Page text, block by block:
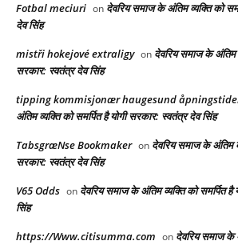
Fotbal meciuri on देवरिय समाज के अंतिम व्यक्ति को
देव सिंह
mistři hokejové extraligy on देवरिय समाज के अंतिम
सरकार: स्वतंत्र देव सिंह
tipping kommisjonær haugesund
अंतिम व्यक्ति को समर्पित है योगी सरकार: स्वतंत्र देव सिंह
TabsgræNse Bookmaker on देवरिय समाज के अंतिम
सरकार: स्वतंत्र देव सिंह
V65 Odds on देवरिय समाज के अंतिम व्यक्ति को समर्पित
सिंह
https://Www.citisumma.com on देवरिय समाज के